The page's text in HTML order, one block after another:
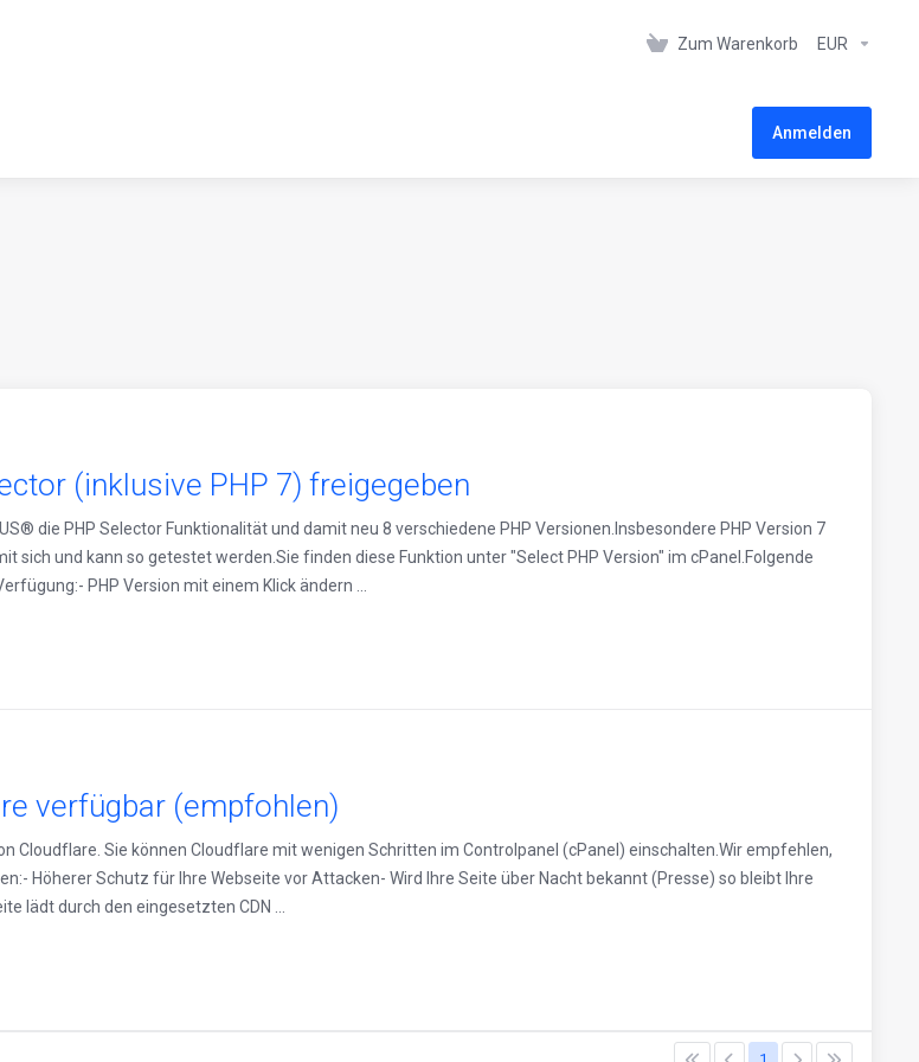
Zum Warenkorb EUR
Anmelden
(inklusive PHP 7) freigegeben
die PHP Selector Funktionalität und damit neu 8 verschiedene PHP Versionen.Insbesondere PHP Version 7
sich und kann so getestet werden.Sie finden diese Funktion unter "Select PHP Version" im cPanel.Folgende
PHP Version mit einem Klick ändern ...
verfügbar (empfohlen)
Cloudflare. Sie können Cloudflare mit wenigen Schritten im Controlpanel (cPanel) einschalten.Wir empfehlen,
Höherer Schutz für Ihre Webseite vor Attacken- Wird Ihre Seite über Nacht bekannt (Presse) so bleibt Ihre
lädt durch den eingesetzten CDN ...